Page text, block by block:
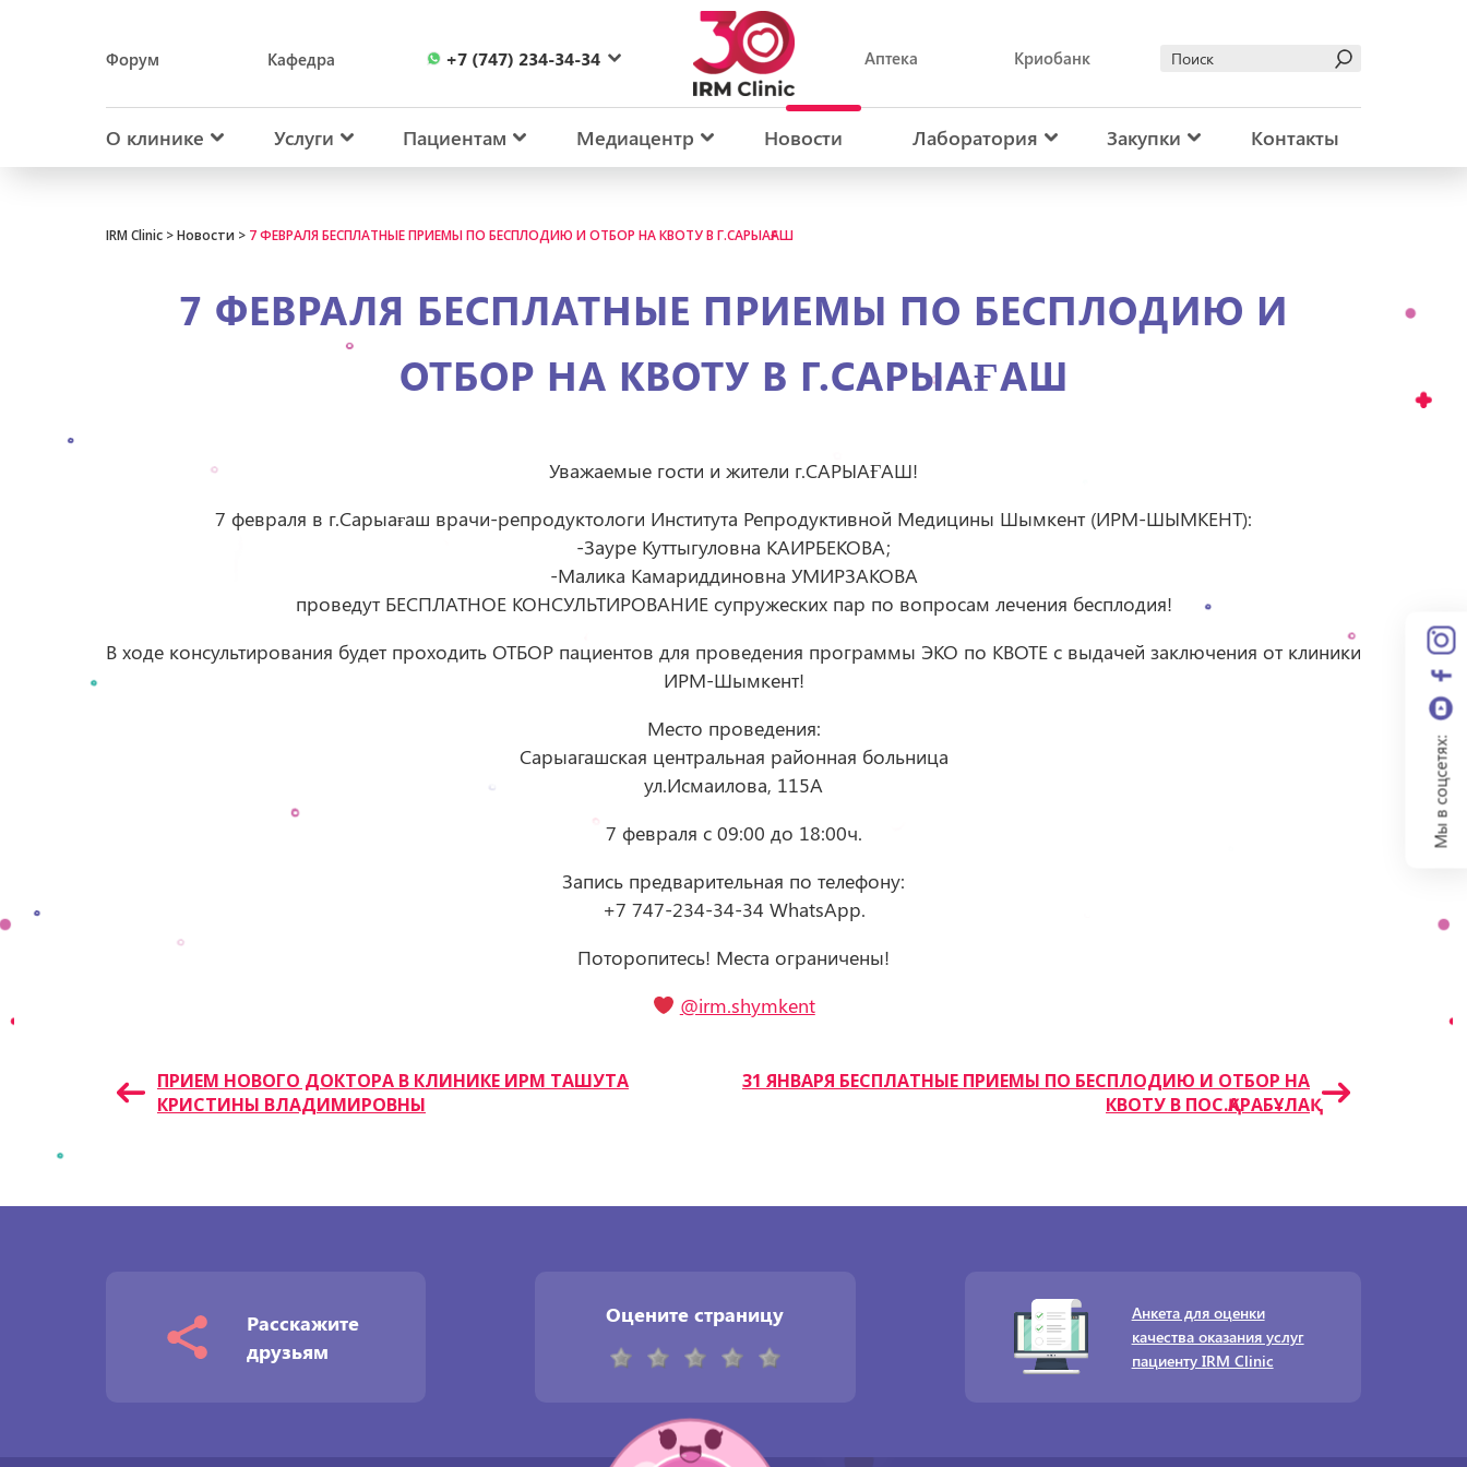
Форум Кафедра
+7 (747) 234-34-34
Аптека Криобанк
О клинике Услуги Пациентам Медиацентр Новости Лаборатория Закупки Контакты
IRM Clinic >Новости > 7 ФЕВРАЛЯ БЕСПЛАТНЫЕ ПРИЕМЫ ПО БЕСПЛОДИЮ И ОТБОР НА КВОТУ В Г.САРЫАҒАШ
7 ФЕВРАЛЯ БЕСПЛАТНЫЕ ПРИЕМЫ ПО БЕСПЛОДИЮ И
ОТБОР НА КВОТУ В Г.САРЫАҒАШ
Уважаемые гости и жители г.САРЫАҒАШ!
7 февраля в г.Сарыағаш врачи-репродуктологи Института Репродуктивной Медицины Шымкент (ИРМ-ШЫМКЕНТ):
-Зауре Куттыгуловна КАИРБЕКОВА;
-Малика Камариддиновна УМИРЗАКОВА
проведут БЕСПЛАТНОЕ КОНСУЛЬТИРОВАНИЕ супружеских пар по вопросам лечения бесплодия!
В ходе консультирования будет проходить ОТБОР пациентов для проведения программы ЭКО по КВОТЕ с выдачей заключения от клиники
ИРМ-Шымкент!
Место проведения:
Сарыагашская центральная районная больница
ул.Исмаилова, 115А
7 февраля с 09:00 до 18:00ч.
Запись предварительная по телефону:
+7 747-234-34-34 WhatsApp.
Поторопитесь! Места ограничены!
@irm.shymkent
Навигация
31 ЯНВАРЯ БЕСПЛАТНЫЕ ПРИЕМЫ ПО БЕСПЛОДИЮ И ОТБОР НА
КВОТУ В ПОС.ҚАРАБҰЛАҚ
ПРИЕМ НОВОГО ДОКТОРА В КЛИНИКЕ ИРМ ТАШУТА
КРИСТИНЫ ВЛАДИМИРОВНЫ
Расскажите
друзьям
Оцените страницу
Анкета для оценки
качества оказания услуг
пациенту IRM Clinic
Мы в соцсетях: